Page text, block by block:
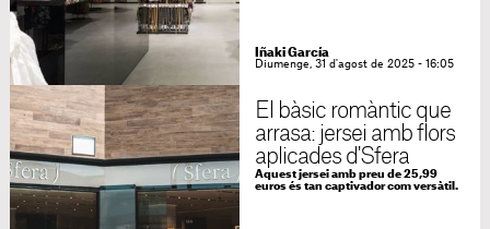
Iñaki García
Diumenge, 31 d'agost de 2025 - 16:05
El bàsic romàntic que
arrasa: jersei amb flors
aplicades d'Sfera
Aquest jersei amb preu de 25,99
euros és tan captivador com versàtil.